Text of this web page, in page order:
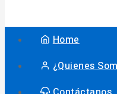
Home
¿Quienes